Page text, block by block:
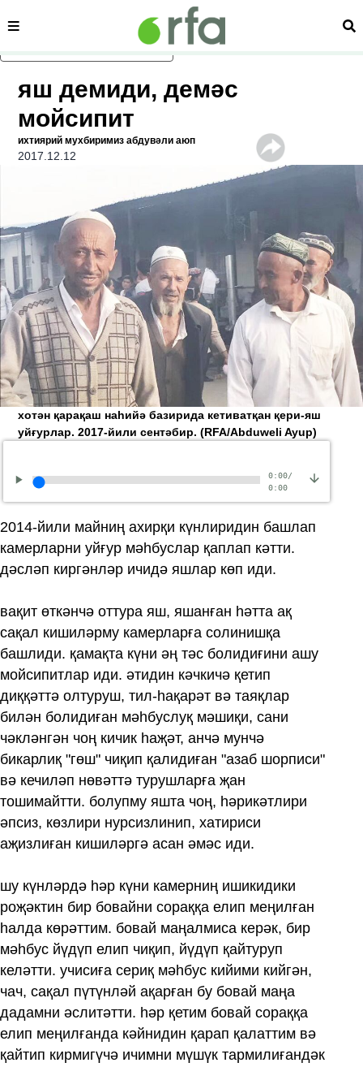
асаслиқ мәзмунға атлаң
сәһипә
яш демиди, демәс
мойсипит
ихтиярий мухбиримиз абдувәли аюп
2017.12.12
хотән қарақаш наһийә базирида кетиватқан қери-яш
уйғурлар. 2017-йили сентәбир.(RFA/Abduweli Ayup)
0:00/
0:00
2014-йили майниң ахирқи күнлиридин башлап
камерларни уйғур мәһбуслар қаплап кәтти.
дәсләп киргәнләр ичидә яшлар көп иди.
вақит өткәнчә оттура яш, яшанған һәтта ақ
сақал кишиләрму камерларға солинишқа
башлиди. қамақта күни әң тәс болидиғини ашу
мойсипитлар иди. әтидин кәчкичә қетип
диққәттә олтуруш, тил-һақарәт вә таяқлар
билән болидиған мәһбуслуқ мәшиқи, сани
чәкләнгән чоң кичик һаҗәт, анчә мунчә
бикарлиқ "гөш" чиқип қалидиған "азаб шорписи"
вә кечиләп нөвәттә турушларға җан
тошимайтти. болупму яшта чоң, һәрикәтлири
әпсиз, көзлири нурсизлинип, хатириси
аҗизлиған кишиләргә асан әмәс иди.
шу күнләрдә һәр күни камерниң ишикидики
роҗәктин бир бовайни сораққа елип меңилған
һалда көрәттим. бовай маңалмиса керәк, бир
мәһбус йүдүп елип чиқип, йүдүп қайтуруп
келәтти. учисиға сериқ мәһбус кийими кийгән,
чач, сақал пүтүнләй ақарған бу бовай маңа
дадамни әслитәтти. һәр қетим бовай сораққа
елип меңилғанда кәйнидин қарап қалаттим вә
қайтип кирмигүчә ичимни мүшүк тармилиғандәк